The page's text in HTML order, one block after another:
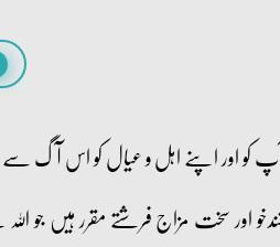
کو اور اپنے اہل و عیال کو اس آگ سے
اور سخت مزاج فرشتے مقرر ہیں جو